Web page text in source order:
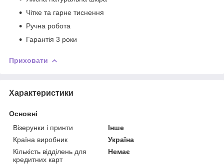
Чітке та гарне тиснення
Ручна робота
Гарантія 3 роки
Приховати
Характеристики
Основні
Візерунки і принти
Інше
Країна виробник
Україна
Кількість відділень для
кредитних карт
Немає